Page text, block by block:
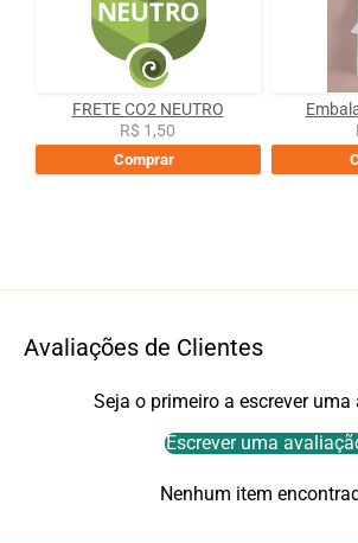
FRETE CO2 NEUTRO
R$ 1,50
Comprar
Avaliações de Clientes
Seja o primeiro a escrever
Escrever uma
Nenhum item